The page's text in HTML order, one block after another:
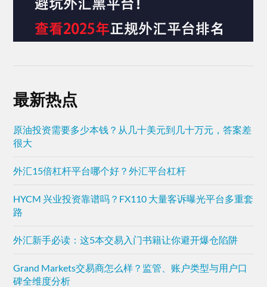
最新热点
原油投资需要多少本钱？从几十美元到几十万元，答案差
很大
外汇15倍杠杆平台哪个好？外汇平台杠杆
HYCM 兴业投资靠谱吗？FX110 大量客诉曝光平台多重套
路
外汇新手必读：这5本交易入门书籍让你避开爆仓陷阱
Grand Markets交易商怎么样？监管、账户类型与用户口
碑全维度分析